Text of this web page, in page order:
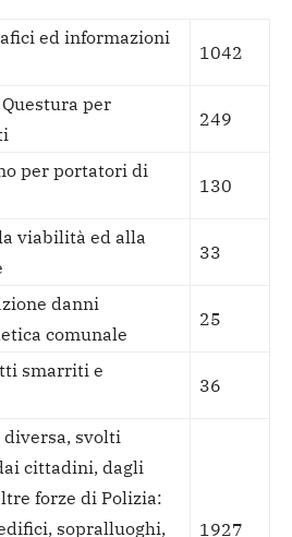
ed informazioni
1042
per
249
per portatori di
130
viabilità ed alla
33
danni
comunale
25
smarriti e
36
svolti
cittadini, dagli
forze di Polizia:
sopralluoghi,
1927